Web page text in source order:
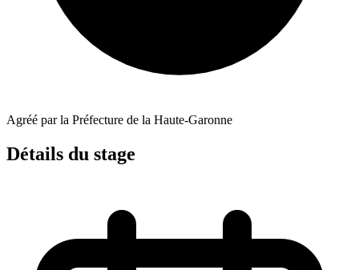
Agréé par la Préfecture de la Haute-Garonne
Détails du stage